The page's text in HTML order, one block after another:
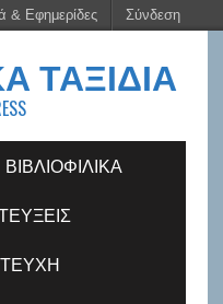
ΤΑΞΊΔΙΑ
ΒΙΒΛΙΟΦΙΛΙΚΆ
ΤΕΥΧΗ
& Εφημερίδες Σύνδεση